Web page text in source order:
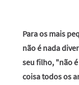
Para os mais
não é nada
seu filho, "não
coisa todos os